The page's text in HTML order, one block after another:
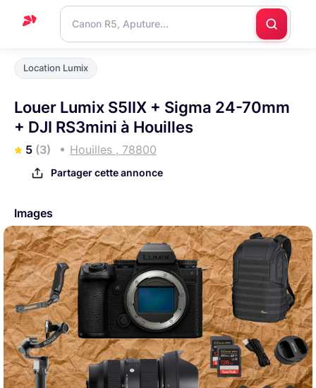
Accueil
Blog
Nous
contacter
Location Lumix
Louer Lumix S5IIX + Sigma 24-70mm
+ DJI RS3mini à Houilles
5 (3) Houilles , 78800
Partager cette annonce
Images